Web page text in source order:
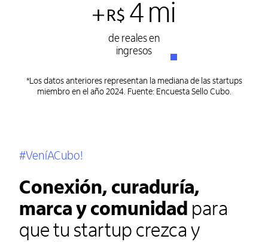
R$ 4 mi
de reales en
ingresos
*Los datos anteriores representan la mediana de las startups
miembro en el año 2024. Fuente: Encuesta Sello Cubo.
#VeníACubo!
Conexión, curaduría,
marca y comunidad para
que tu startup crezca y